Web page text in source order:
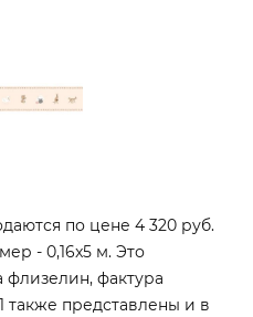
по цене 4 320 руб.
- 0,16x5 м. Это
фактура
также представлены и в